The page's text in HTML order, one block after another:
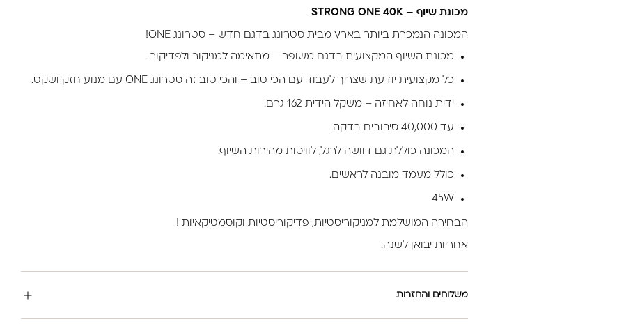
מכונת שיוף – STRONG ONE 40K
המכונה הנמכרת ביותר בארץ מבית סטרונג בדגם חדש – סטרונג ONE!
מכונת השיוף המקצועית בדגם משופר – מתאימה למניקור ולפדיקור .
כל מקצועית יודעת שצריך לעבוד עם הכי טוב – והכי טוב זה סטרונג ONE עם מנוע חזק ושקט.
ידית נוחה לאחיזה – משקל הידית 162 גרם.
עד 40,000 סיבובים בדקה
המכונה כוללת גם דוושה לרגל, לוויסות מהירות השיוף.
כולל מעמד מובנה לראשים.
45W
הבחירה המושלמת למניקוריסטיות, פדיקוריסטיות וקוסמטיקאיות !
אחריות יבואן לשנה.
משלוחים והחזרות